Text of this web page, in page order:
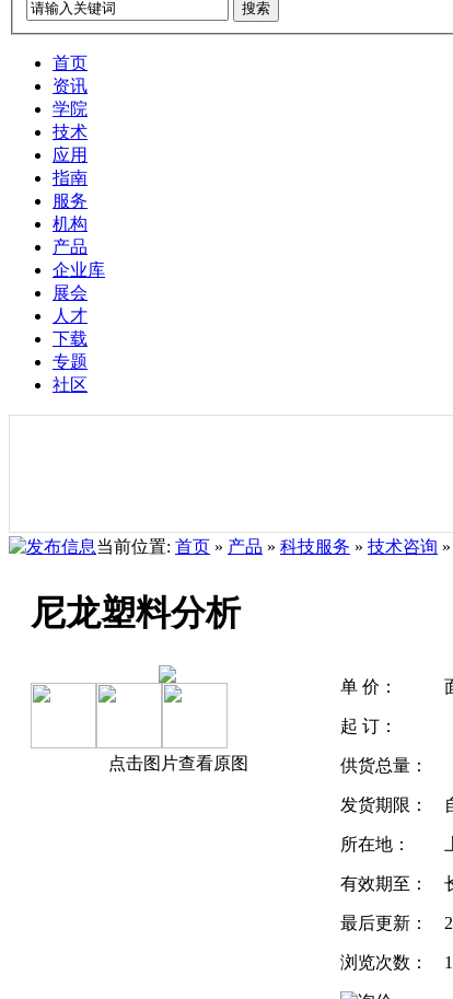
搜索
首页
资讯
学院
技术
应用
指南
服务
机构
产品
企业库
展会
人才
下载
专题
社区
当前位置: 首页 » 产品 » 科技服务 » 技术咨询 »
尼龙塑料分析
点击图片查看原图
单 价：
起 订：
供货总量：
发货期限：
所在地：
有效期至：
最后更新：
浏览次数：